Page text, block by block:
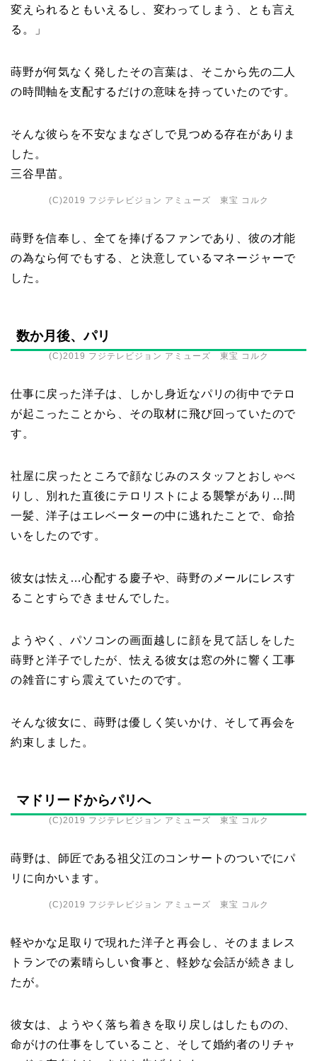
変えられるともいえるし、変わってしまう、とも言え
る。」
蒔野が何気なく発したその言葉は、そこから先の二人
の時間軸を支配するだけの意味を持っていたのです。
そんな彼らを不安なまなざしで見つめる存在がありま
した。
三谷早苗。
(C)2019 フジテレビジョン アミューズ 東宝 コルク
蒔野を信奉し、全てを捧げるファンであり、彼の才能
の為なら何でもする、と決意しているマネージャーで
した。
数か月後、パリ
(C)2019 フジテレビジョン アミューズ 東宝 コルク
仕事に戻った洋子は、しかし身近なパリの街中でテロ
が起こったことから、その取材に飛び回っていたので
す。
社屋に戻ったところで顔なじみのスタッフとおしゃべ
りし、別れた直後にテロリストによる襲撃があり…間
一髪、洋子はエレベーターの中に逃れたことで、命拾
いをしたのです。
彼女は怯え…心配する慶子や、蒔野のメールにレスす
ることすらできませんでした。
ようやく、パソコンの画面越しに顔を見て話しをした
蒔野と洋子でしたが、怯える彼女は窓の外に響く工事
の雑音にすら震えていたのです。
そんな彼女に、蒔野は優しく笑いかけ、そして再会を
約束しました。
マドリードからパリへ
(C)2019 フジテレビジョン アミューズ 東宝 コルク
蒔野は、師匠である祖父江のコンサートのついでにパ
リに向かいます。
(C)2019 フジテレビジョン アミューズ 東宝 コルク
軽やかな足取りで現れた洋子と再会し、そのままレス
トランでの素晴らしい食事と、軽妙な会話が続きまし
たが。
彼女は、ようやく落ち着きを取り戻しはしたものの、
命がけの仕事をしていること、そして婚約者のリチャ